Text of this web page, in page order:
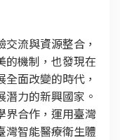
流與資源整合，
的機制，也發現在
面改變的時代，
力的新興國家。
界合作，運用臺灣
灣智能醫療衛生體